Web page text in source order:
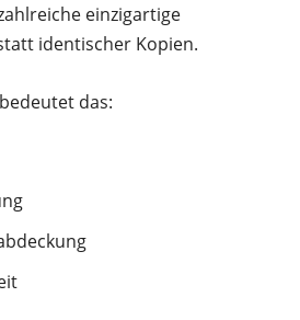
einzigartige
identischer Kopien.
das: